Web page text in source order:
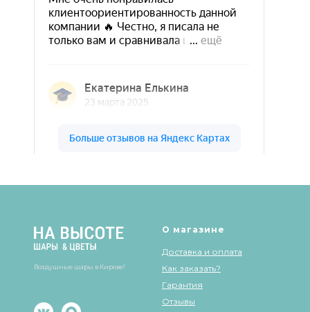
О магазине
Доставка и оплата
Как заказать?
Гарантия
Отзывы
Воздушные шары в Кирове!